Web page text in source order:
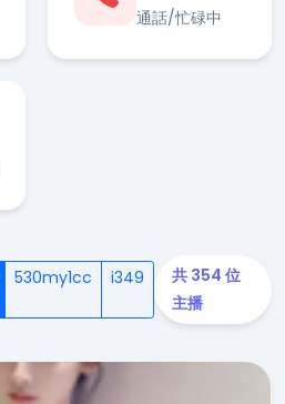
通話/忙碌中
530my1cc i349
共 354 位
主播